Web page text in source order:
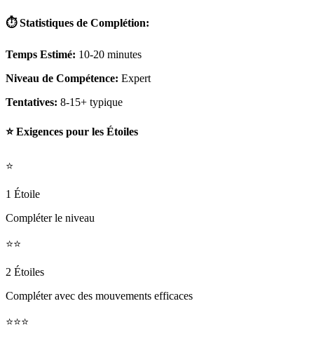
⏱️ Statistiques de Complétion:
Temps Estimé: 10-20 minutes
Niveau de Compétence: Expert
Tentatives: 8-15+ typique
⭐ Exigences pour les Étoiles
⭐
1 Étoile
Compléter le niveau
⭐⭐
2 Étoiles
Compléter avec des mouvements efficaces
⭐⭐⭐